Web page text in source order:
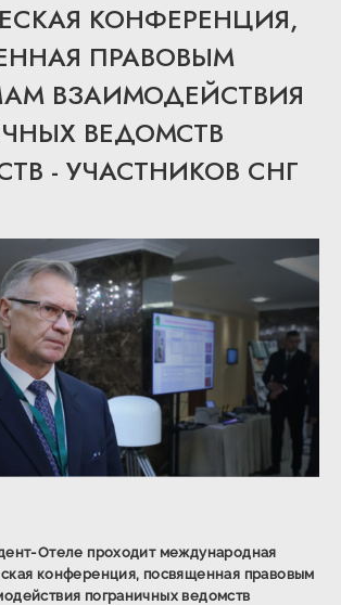
КОНФЕРЕНЦИЯ,
ПРАВОВЫМ
ВЗАИМОДЕЙСТВИЯ
ВЕДОМСТВ
- УЧАСТНИКОВ СНГ
Отеле проходитмеждународная
конференция, посвященная правовым
пограничных ведомств